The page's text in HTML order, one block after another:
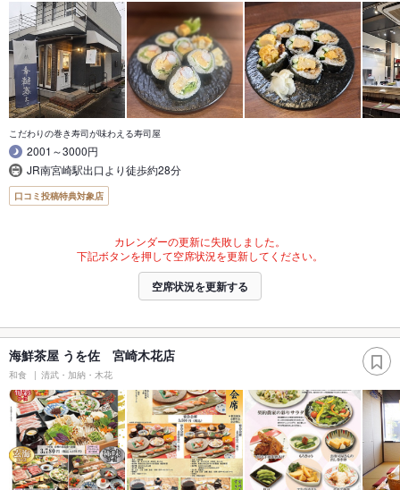
こだわりの巻き寿司が味わえる寿司屋
2001～3000円
JR南宮崎駅出口より徒歩約28分
口コミ投稿特典対象店
カレンダーの更新に失敗しました。
下記ボタンを押して空席状況を更新してください。
空席状況を更新する
海鮮茶屋 うを佐 宮崎木花店
和食 清武・加納・木花